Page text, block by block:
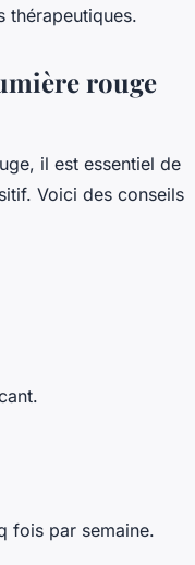
thérapeutiques.
rouge
il est essentiel de
Voici des conseils
fois par semaine.